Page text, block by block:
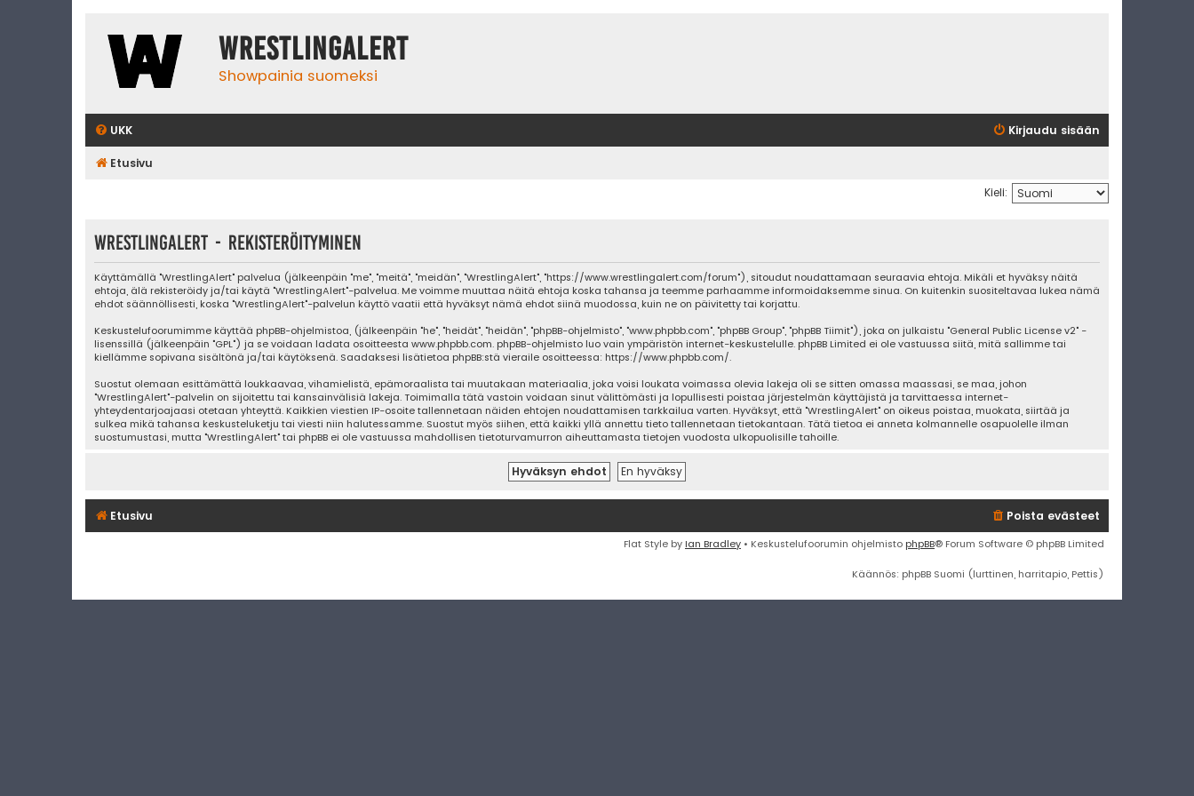
WrestlingAlert
Showpainia suomeksi
UKK Kirjaudu sisään
Etusivu
Kieli:
WrestlingAlert - Rekisteröityminen
Käyttämällä "WrestlingAlert" palvelua (jälkeenpäin "me", "meitä", "meidän", "WrestlingAlert", "https://www.wrestlingalert.com/forum"), sitoudut noudattamaan seuraavia ehtoja. Mikäli et hyväksy näitä
ehtoja, älä rekisteröidy ja/tai käytä "WrestlingAlert"-palvelua. Me voimme muuttaa näitä ehtoja koska tahansa ja teemme parhaamme informoidaksemme sinua. On kuitenkin suositeltavaa lukea nämä
ehdot säännöllisesti, koska "WrestlingAlert"-palvelun käyttö vaatii että hyväksyt nämä ehdot siinä muodossa, kuin ne on päivitetty tai korjattu.
Keskustelufoorumimme käyttää phpBB-ohjelmistoa, (jälkeenpäin "he", "heidät", "heidän", "phpBB-ohjelmisto", "www.phpbb.com", "phpBB Group", "phpBB Tiimit"), joka on julkaistu "General Public License v2" -
lisenssillä (jälkeenpäin "GPL") ja se voidaan ladata osoitteesta www.phpbb.com. phpBB-ohjelmisto luo vain ympäristön internet-keskustelulle. phpBB Limited ei ole vastuussa siitä, mitä sallimme tai
kiellämme sopivana sisältönä ja/tai käytöksenä. Saadaksesi lisätietoa phpBB:stä vieraile osoitteessa: https://www.phpbb.com/.
Suostut olemaan esittämättä loukkaavaa, vihamielistä, epämoraalista tai muutakaan materiaalia, joka voisi loukata voimassa olevia lakeja oli se sitten omassa maassasi, se maa, johon
"WrestlingAlert"-palvelin on sijoitettu tai kansainvälisiä lakeja. Toimimalla tätä vastoin voidaan sinut välittömästi ja lopullisesti poistaa järjestelmän käyttäjistä ja tarvittaessa internet-
yhteydentarjoajaasi otetaan yhteyttä. Kaikkien viestien IP-osoite tallennetaan näiden ehtojen noudattamisen tarkkailua varten. Hyväksyt, että "WrestlingAlert" on oikeus poistaa, muokata, siirtää ja
sulkea mikä tahansa keskusteluketju tai viesti niin halutessamme. Suostut myös siihen, että kaikki yllä annettu tieto tallennetaan tietokantaan. Tätä tietoa ei anneta kolmannelle osapuolelle ilman
suostumustasi, mutta "WrestlingAlert" tai phpBB ei ole vastuussa mahdollisen tietoturvamurron aiheuttamasta tietojen vuodosta ulkopuolisille tahoille.
Etusivu Poista evästeet
Flat Style by Ian Bradley • Keskustelufoorumin ohjelmisto phpBB® Forum Software © phpBB Limited
Käännös: phpBB Suomi (lurttinen, harritapio, Pettis)